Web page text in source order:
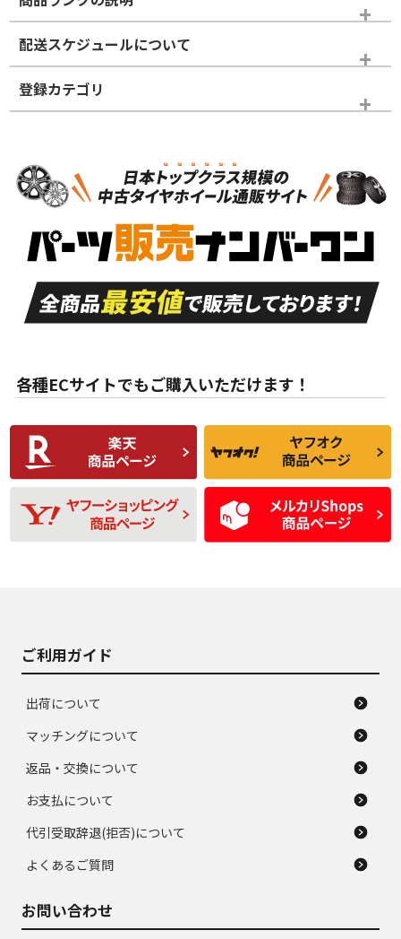
※商品ランクは出品者の主観により判断しておりますので、あら
かじめご了承ください。
ホイールランク
S
品）
S
新車外し品（新古
付き
A
走行距離も少なく、
目立つ傷もほとんど
ない中古品
A
走行距離も少なく、
非常に状態の良い中
古品
な中古品
んどない中古品
C
比較的きれいな中古
品
C
られるが、使用に問
題のない中古品
D
使用感や目立つ傷が
あり、一般的な中古
品
D
残り溝も少なく、偏
磨耗がみられ、短期
間使用できるくらい
の中古品
配送スケジュールについて
登録カテゴリ
スタッドレスタイヤホイールセット
各種ECサイトでもご購入いただけます！
ご利用ガイド
出荷について
マッチングについて
返品・交換について
お支払について
代引受取辞退(拒否)について
よくあるご質問
お問い合わせ